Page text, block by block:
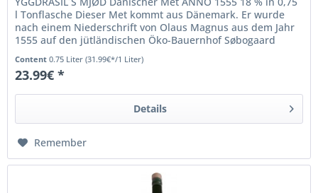
l Tonflasche Dieser Met kommt aus Dänemark. Er wurde
nach einem Niederschrift von Olaus Magnus aus dem Jahr
1555 auf den jütländischen Öko-Bauernhof Søbogaard
Content0.75 Liter(31.99€*/1 Liter)
23.99€ *
Details
Remember